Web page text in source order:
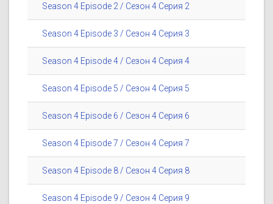
Season 4 Episode 2 / Сезон 4 Серия 2
Season 4 Episode 3 / Сезон 4 Серия 3
Season 4 Episode 4 / Сезон 4 Серия 4
Season 4 Episode 5 / Сезон 4 Серия 5
Season 4 Episode 6 / Сезон 4 Серия 6
Season 4 Episode 7 / Сезон 4 Серия 7
Season 4 Episode 8 / Сезон 4 Серия 8
Season 4 Episode 9 / Сезон 4 Серия 9